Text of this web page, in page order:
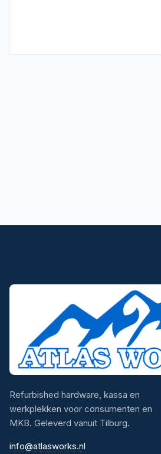
Refurbished hardware, kassa en
werkplekken voor consumenten en
MKB. Geleverd vanuit Tilburg.
info@atlasworks.nl